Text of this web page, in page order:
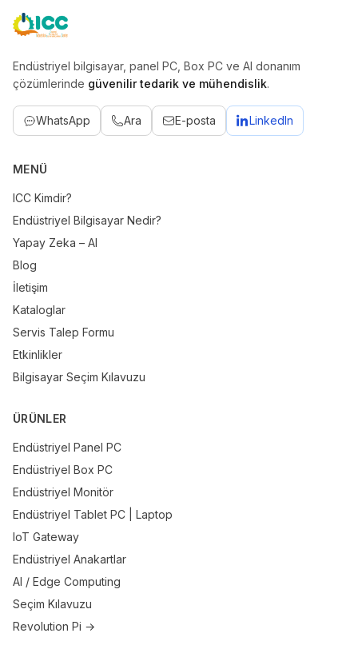
ICC
Endüstriyel bilgisayar, panel PC, Box PC ve AI donanım
çözümlerinde güvenilir tedarik ve mühendislik.
WhatsApp Ara E-posta LinkedIn
MENÜ
ICC Kimdir?
Endüstriyel Bilgisayar Nedir?
Yapay Zeka – AI
Blog
İletişim
Kataloglar
Servis Talep Formu
Etkinlikler
Bilgisayar Seçim Kılavuzu
ÜRÜNLER
Endüstriyel Panel PC
Endüstriyel Box PC
Endüstriyel Monitör
Endüstriyel Tablet PC | Laptop
IoT Gateway
Endüstriyel Anakartlar
AI / Edge Computing
Seçim Kılavuzu
Revolution Pi →